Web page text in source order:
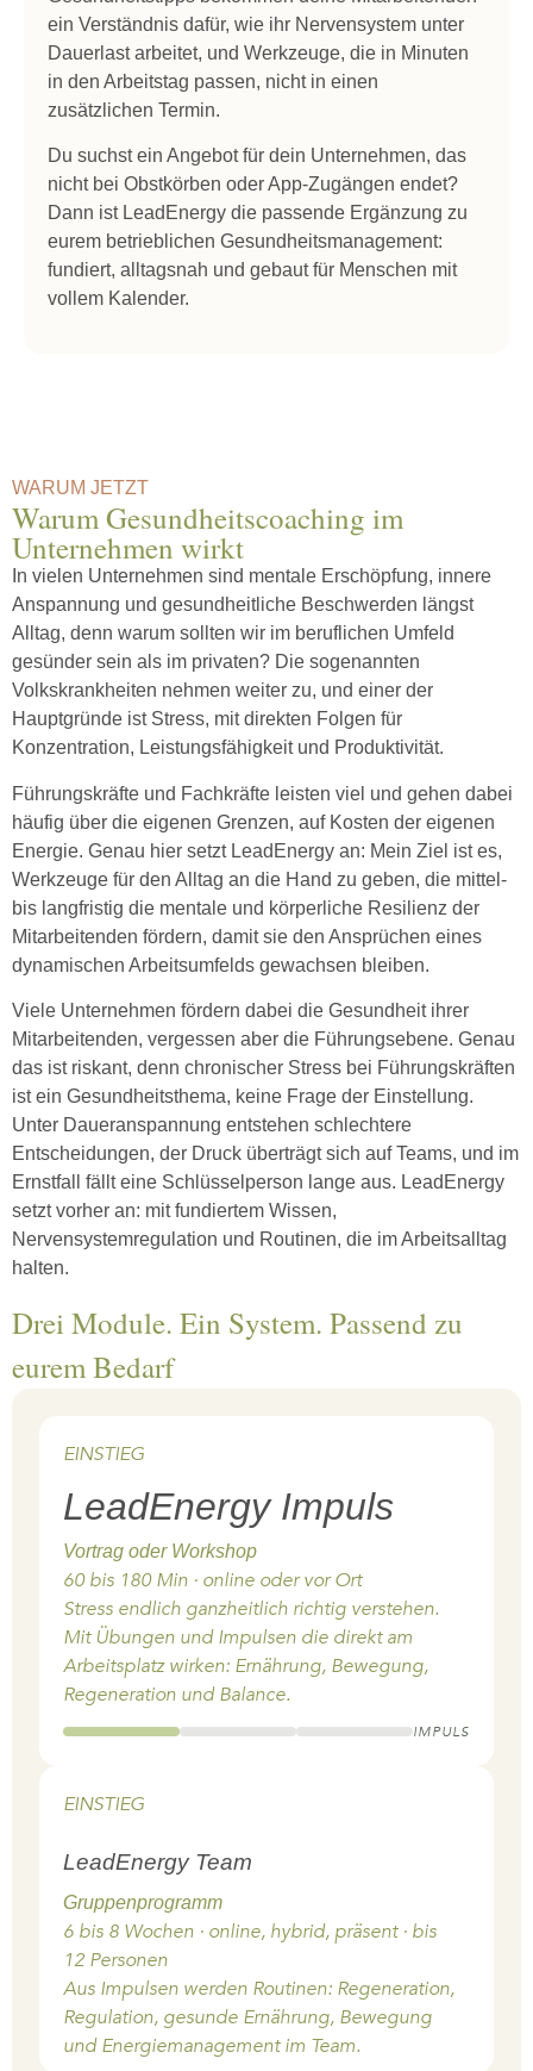
ein Verständnis dafür, wie ihr Nervensystem unter
Dauerlast arbeitet, und Werkzeuge, die in Minuten
in den Arbeitstag passen, nicht in einen
zusätzlichen Termin.
Du suchst ein Angebot für dein Unternehmen, das
nicht bei Obstkörben oder App-Zugängen endet?
Dann ist LeadEnergy die passende Ergänzung zu
eurem betrieblichen Gesundheitsmanagement:
fundiert, alltagsnah und gebaut für Menschen mit
vollem Kalender.
WARUM JETZT
Warum Gesundheitscoaching im
Unternehmen wirkt
In vielen Unternehmen sind mentale Erschöpfung, innere
Anspannung und gesundheitliche Beschwerden längst
Alltag, denn warum sollten wir im beruflichen Umfeld
gesünder sein als im privaten? Die sogenannten
Volkskrankheiten nehmen weiter zu, und einer der
Hauptgründe ist Stress, mit direkten Folgen für
Konzentration, Leistungsfähigkeit und Produktivität.
Führungskräfte und Fachkräfte leisten viel und gehen dabei
häufig über die eigenen Grenzen, auf Kosten der eigenen
Energie. Genau hier setzt LeadEnergy an: Mein Ziel ist es,
Werkzeuge für den Alltag an die Hand zu geben, die mittel-
bis langfristig die mentale und körperliche Resilienz der
Mitarbeitenden fördern, damit sie den Ansprüchen eines
dynamischen Arbeitsumfelds gewachsen bleiben.
Viele Unternehmen fördern dabei die Gesundheit ihrer
Mitarbeitenden, vergessen aber die Führungsebene. Genau
das ist riskant, denn chronischer Stress bei Führungskräften
ist ein Gesundheitsthema, keine Frage der Einstellung.
Unter Daueranspannung entstehen schlechtere
Entscheidungen, der Druck überträgt sich auf Teams, und im
Ernstfall fällt eine Schlüsselperson lange aus. LeadEnergy
setzt vorher an: mit fundiertem Wissen,
Nervensystemregulation und Routinen, die im Arbeitsalltag
halten.
Drei Module. Ein System. Passend zu
eurem Bedarf
EINSTIEG
LeadEnergy Impuls
Vortrag oder Workshop
60 bis 180 Min · online oder vor Ort
Stress endlich ganzheitlich richtig verstehen.
Mit Übungen und Impulsen die direkt am
Arbeitsplatz wirken: Ernährung, Bewegung,
Regeneration und Balance.
IMPULS
EINSTIEG
LeadEnergy Team
Gruppenprogramm
6 bis 8 Wochen · online, hybrid, präsent · bis
12 Personen
Aus Impulsen werden Routinen: Regeneration,
Regulation, gesunde Ernährung, Bewegung
und Energiemanagement im Team.